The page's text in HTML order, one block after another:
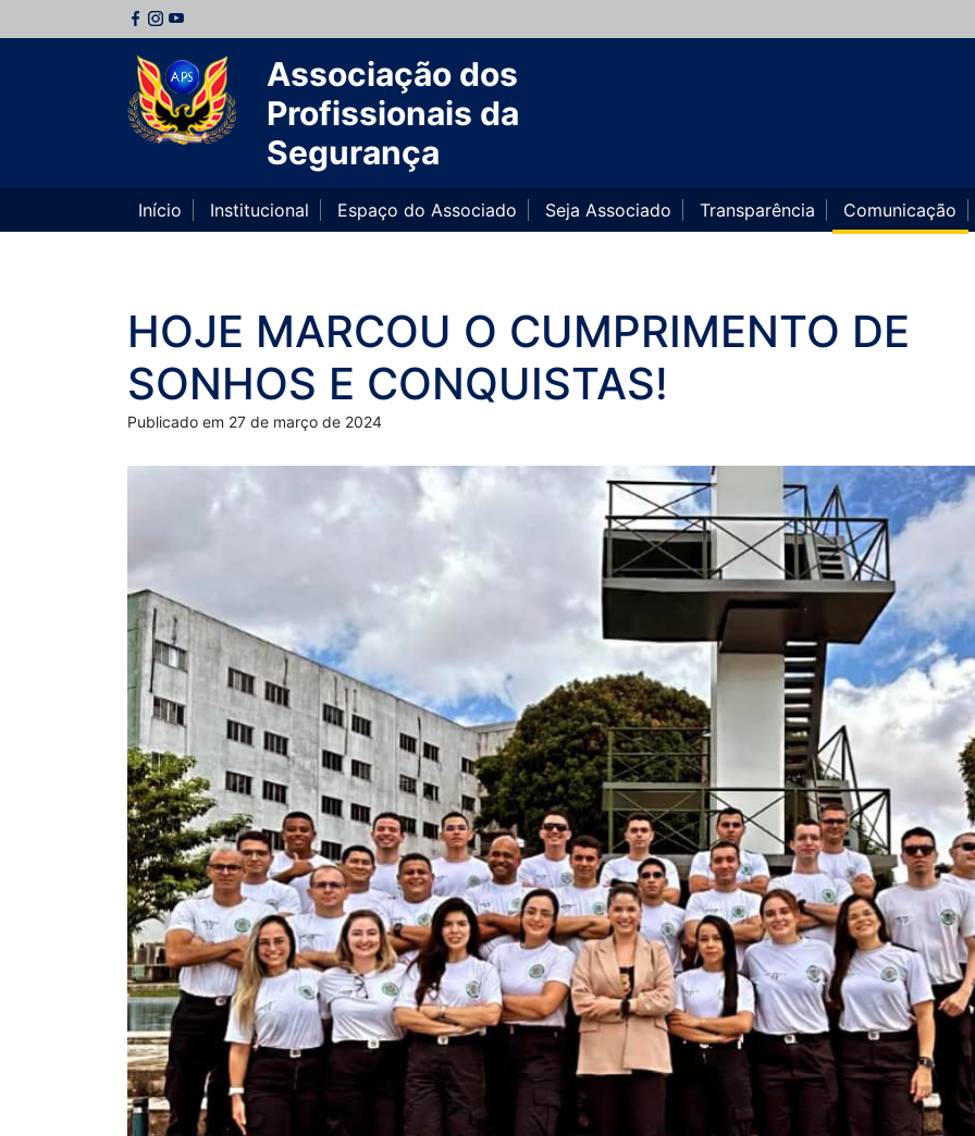
Associação dos
Profissionais da
Segurança
Início Institucional Espaço do Associado Seja Associado Transparência Comunicação
HOJE MARCOU O CUMPRIMENTO DE
SONHOS E CONQUISTAS!
Publicado em 27 de março de 2024